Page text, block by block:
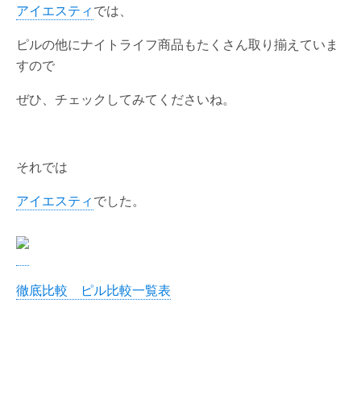
アイエスティでは、
ピルの他にナイトライフ商品もたくさん取り揃えていま
すので
ぜひ、チェックしてみてくださいね。
それでは
アイエスティでした。
徹底比較 ピル比較一覧表